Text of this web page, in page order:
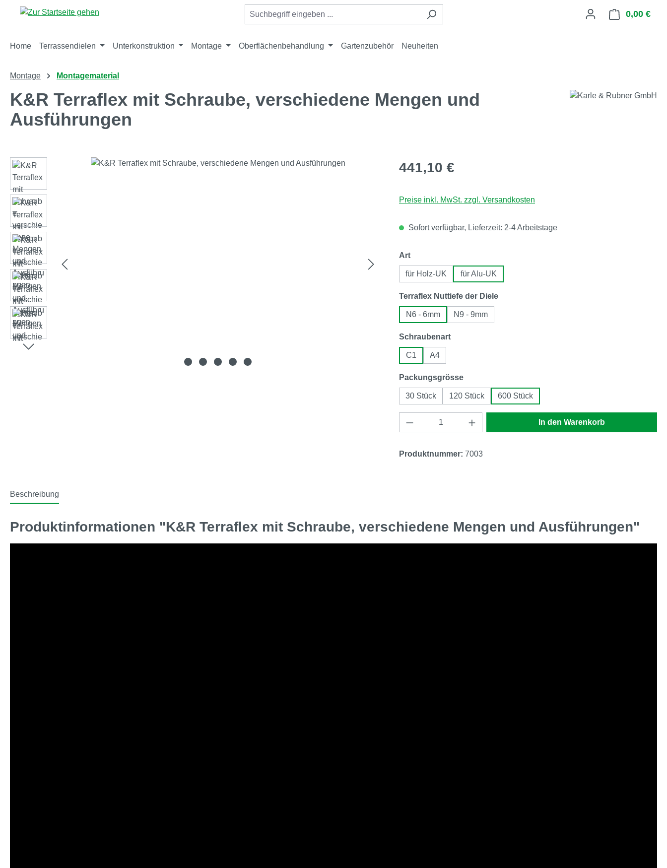
Hauptinhalt springen
Zur Suche springen
Zur Hauptnavigation springen 0,00 €
Home Terrassendielen Unterkonstruktion Montage Oberflächenbehandlung Gartenzubehör Neuheiten
Montage Montagematerial
K&R Terraflex mit Schraube, verschiedene Mengen und
Ausführungen
Bildergalerie überspringen Regulärer Preis:
441,10 €
Preise inkl. MwSt. zzgl. Versandkosten
Sofort verfügbar, Lieferzeit: 2-4 Arbeitstage
Artauswählen
für Holz-UK für Alu-UK
Terraflex Nuttiefe der Dieleauswählen
N6 - 6mm N9 - 9mm
Schraubenartauswählen
C1 A4
Packungsgrösseauswählen
30 Stück 120 Stück 600 Stück
Produkt Anzahl: Gib den gewünschten Wert ein
In den Warenkorb
Produktnummer: 7003
Beschreibung
Produktinformationen "K&R Terraflex mit Schraube, verschiedene Mengen und Ausführungen"